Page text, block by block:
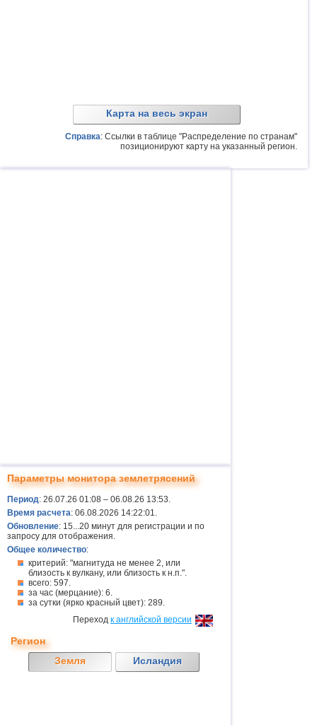
Карта на весь экран
Справка: Ссылки в таблице "Распределение по странам"
позиционируют карту на указанный регион.
Параметры монитора землетрясений
Период: 26.07.26 01:08 – 06.08.26 13:53.
Время расчета: 06.08.2026 14:22:01.
Обновление: 15...20 минут для регистрации и по
запросу для отображения.
Общее количество:
критерий: "магнитуда не менее 2, или
близость к вулкану, или близость к н.п.".
всего: 597.
за час (мерцание): 6.
за сутки (ярко красный цвет): 289.
Переход к английской версии
Регион
Земля
Исландия